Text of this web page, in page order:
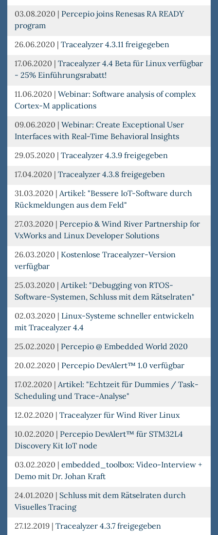
03.08.2020 | Percepio joins Renesas RA READY
program
26.06.2020 | Tracealyzer 4.3.11 freigegeben
17.06.2020 | Tracealyzer 4.4 Beta für Linux verfügbar
- 25% Einführungsrabatt!
11.06.2020 | Webinar: Software analysis of complex
Cortex-M applications
09.06.2020 | Webinar: Create Exceptional User
Interfaces with Real-Time Behavioral Insights
29.05.2020 | Tracealyzer 4.3.9 freigegeben
17.04.2020 | Tracealyzer 4.3.8 freigegeben
31.03.2020 | Artikel: "Bessere IoT-Software durch
Rückmeldungen aus dem Feld"
27.03.2020 | Percepio & Wind River Partnership for
VxWorks and Linux Developer Solutions
26.03.2020 | Kostenlose Tracealyzer-Version
verfügbar
25.03.2020 | Artikel: "Debugging von RTOS-
Software-Systemen, Schluss mit dem Rätselraten"
02.03.2020 | Linux-Systeme schneller entwickeln
mit Tracealyzer 4.4
25.02.2020 | Percepio @ Embedded World 2020
20.02.2020 | Percepio DevAlert™ 1.0 verfügbar
17.02.2020 | Artikel: "Echtzeit für Dummies / Task-
Scheduling und Trace-Analyse"
12.02.2020 | Tracealyzer für Wind River Linux
10.02.2020 | Percepio DevAlert™ für STM32L4
Discovery Kit IoT node
03.02.2020 | embedded_toolbox: Video-Interview +
Demo mit Dr. Johan Kraft
24.01.2020 | Schluss mit dem Rätselraten durch
Visuelles Tracing
27.12.2019 | Tracealyzer 4.3.7 freigegeben